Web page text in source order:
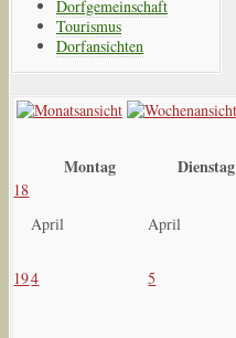
Dorfgemeinschaft
Tourismus
Dorfansichten
Montag
Dienstag
18
April
April
194 5